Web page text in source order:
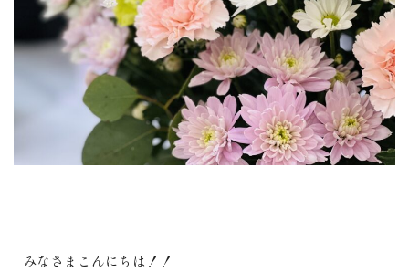
みなさまこんにちは！！